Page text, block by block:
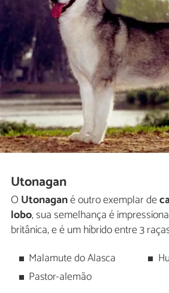
Utonagan
OUtonagané outro exemplar de
lobo, sua semelhança é
britânica, e é um híbrido entre 3
Malamute do Alasca
Pastor-alemão